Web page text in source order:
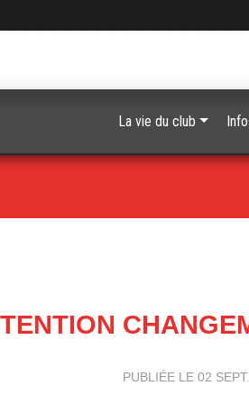
PUBLIÉE LE 02
La vie du club